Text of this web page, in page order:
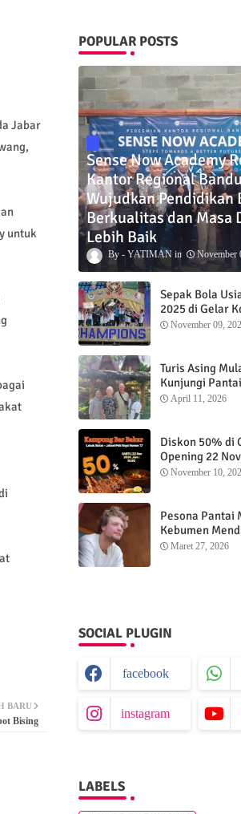
Jabar
untuk
BARU
Bising
POPULAR POSTS
Sense Now Academy
Kantor Regional
Wujudkan Pendidikan
Berkualitas dan Masa
Lebih Baik
YATIMAN November
Sepak Bola
2025 di Gelar
November 09,
Turis Asing
Kunjungi
Nikmati Sunrise
April 11, 2026
Diskon 50% di
Opening 22
Ofi Hadirkan
November 10,
Pesona Pantai
Kebumen
Wisatawan
Maret 27, 2026
SOCIAL PLUGIN
facebook
instagram
LABELS